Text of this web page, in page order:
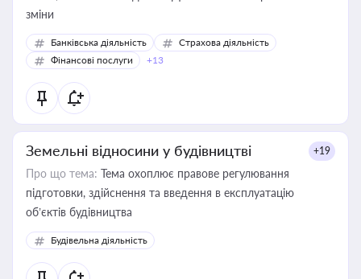
зміни
Банківська діяльність
Страхова діяльність
Фінансові послуги
+13
Земельні відносини у будівництві +19
Про що тема: Тема охоплює правове регулювання
підготовки, здійснення та введення в експлуатацію
об’єктів будівництва
Будівельна діяльність